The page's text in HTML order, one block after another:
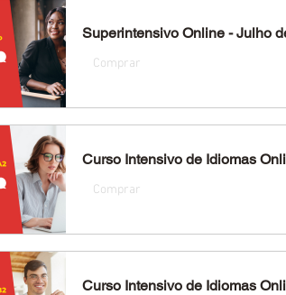
Superintensivo Online - Julho
Comprar
Curso Intensivo de Idiomas
Comprar
Curso Intensivo de Idiomas